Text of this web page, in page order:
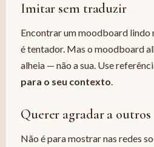
Imitar sem traduzir
Encontrar um moodboard lindo
é tentador. Mas o moodboard
alheia — não a sua. Use
para o seu contexto.
Querer agradar a outros
Não é para mostrar nas redes